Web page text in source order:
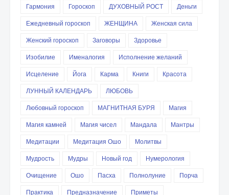
Гармония
Гороскоп ДУХОВНЫЙ РОСТ
Деньги
Ежедневный гороскоп
ЖЕНЩИНА
Женская сила
Женский гороскоп
Заговоры
Здоровье
Изобилие
Именалогия
Исполнение желаний
Исцеление
Йога Карма Книги
Красота
ЛУННЫЙ КАЛЕНДАРЬ
ЛЮБОВЬ
Любовный гороскоп
МАГНИТНАЯ БУРЯ
Магия
Магия камней
Магия чисел Мандала
Мантры
Медитации
Медитация Ошо
Молитвы
Мудрость
Мудры Новый год
Нумерология
Очищение
Ошо Пасха Полнолуние
Порча
Практика
Предназначение
Приметы